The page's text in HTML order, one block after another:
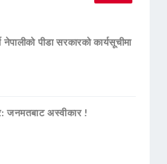
नेपालीको पीडा सरकारको कार्यसूचीमा
जनमतबाट अस्वीकार !